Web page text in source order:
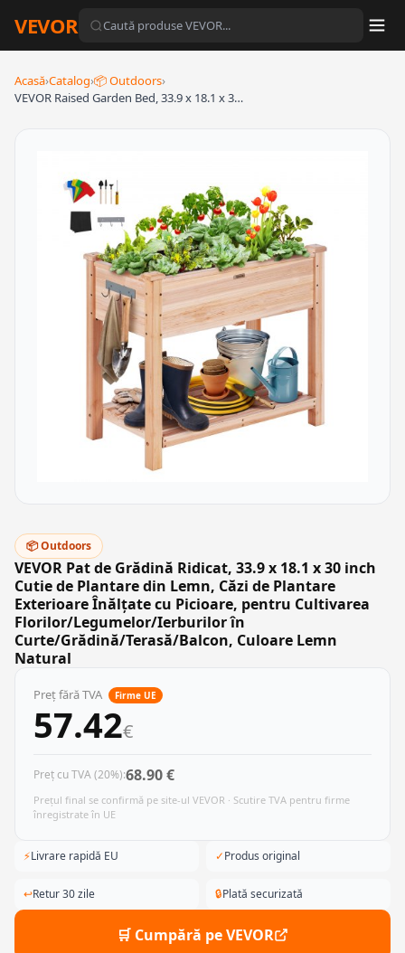
VEVOR
Acasă›Catalog›📦 Outdoors›
VEVOR Raised Garden Bed, 33.9 x 18.1 x 3…
📦 Outdoors
VEVOR Pat de Grădină Ridicat, 33.9 x 18.1 x 30 inch
Cutie de Plantare din Lemn, Căzi de Plantare
Exterioare Înălțate cu Picioare, pentru Cultivarea
Florilor/Legumelor/Ierburilor în
Curte/Grădină/Terasă/Balcon, Culoare Lemn
Natural
Preț fără TVA Firme UE
57.42€
Preț cu TVA (20%):68.90 €
Prețul final se confirmă pe site-ul VEVOR · Scutire TVA pentru firme
înregistrate în UE
⚡Livrare rapidă EU ✓Produs original
↩Retur 30 zile 🔒Plată securizată
🛒 Cumpără pe VEVOR